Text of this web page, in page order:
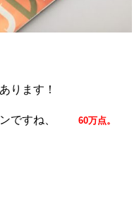
ります！
ンですね、 60万点。